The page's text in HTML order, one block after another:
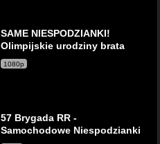
SAME NIESPODZIANKI!
Olimpijskie urodziny brata
1080p
57 Brygada RR -
Samochodowe Niespodzianki